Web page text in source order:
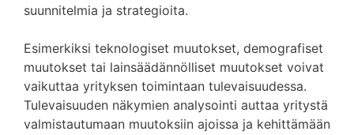
suunnitelmia ja strategioita.
Esimerkiksi teknologiset muutokset, demografiset
muutokset tai lainsäädännölliset muutokset voivat
vaikuttaa yrityksen toimintaan tulevaisuudessa.
Tulevaisuuden näkymien analysointi auttaa yritystä
valmistautumaan muutoksiin ajoissa ja kehittämään